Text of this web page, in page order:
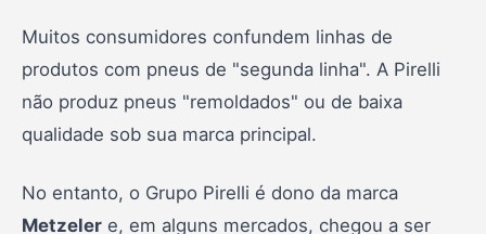
Muitos consumidores confundem linhas de
produtos com pneus de "segunda linha". A Pirelli
não produz pneus "remoldados" ou de baixa
qualidade sob sua marca principal.
No entanto, o Grupo Pirelli é dono da marca
Metzeler e, em alguns mercados, chegou a ser